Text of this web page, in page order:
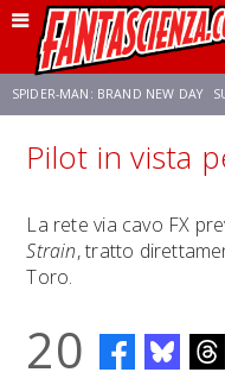
SPIDER-MAN: BRAND NEW DAY
FRANCO RICCIARDIELLO
NETFLIX SADIE SINK CELIA
Pilot in vista
La rete via cavo FX
Strain, tratto
Toro.
20